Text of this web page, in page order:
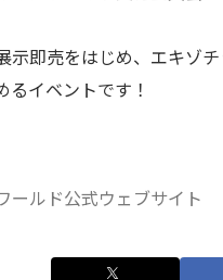
示即売をはじめ、エキゾ
るイベントです！
ールド公式ウェブサイト